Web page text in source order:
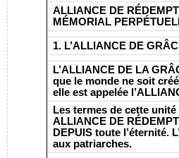
ALLIANCE DE
MÉMORIAL
1. L’ALLIANCE DE
L’ALLIANCE DE LA
que le monde ne soit
elle est appelée
Les termes de cette
ALLIANCE DE
DEPUIS toute l’éternité.
aux patriarches.